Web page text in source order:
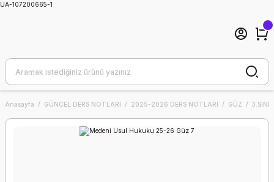
UA-107200665-1
Anasayfa GÜNCEL DERS NOTLARI 2025-2026 DERS NOTLARI GÜZ 3.SINIF